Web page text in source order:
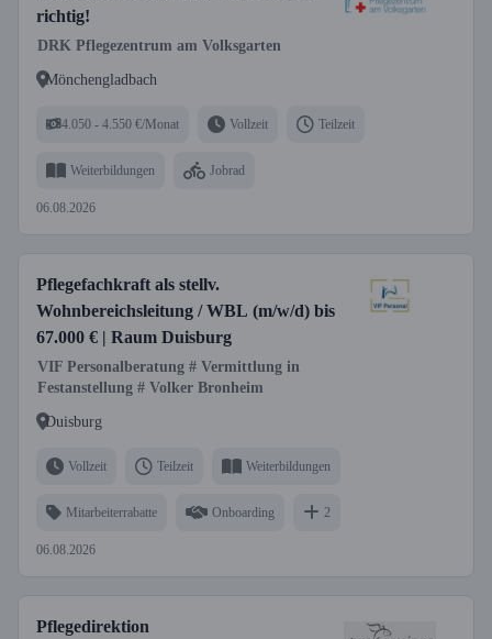
richtig!
DRK Pflegezentrum am Volksgarten
Mönchengladbach
4.050 - 4.550 €/Monat Vollzeit Teilzeit
Weiterbildungen Jobrad
06.08.2026
Pflegefachkraft als stellv.
Wohnbereichsleitung / WBL (m/w/d) bis
67.000 € | Raum Duisburg
VIF Personalberatung # Vermittlung in
Festanstellung # Volker Bronheim
Duisburg
Vollzeit Teilzeit Weiterbildungen
Mitarbeiterrabatte Onboarding 2
06.08.2026
Pflegedirektion